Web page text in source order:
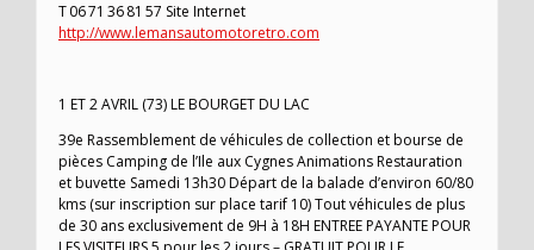
T 06 71 36 81 57 Site Internet
http://www.lemansautomotoretro.com
1 ET 2 AVRIL (73) LE BOURGET DU LAC
39e Rassemblement de véhicules de collection et bourse de
pièces Camping de l’Ile aux Cygnes Animations Restauration
et buvette Samedi 13h30 Départ de la balade d’environ 60/80
kms (sur inscription sur place tarif 10) Tout véhicules de plus
de 30 ans exclusivement de 9H à 18H ENTREE PAYANTE POUR